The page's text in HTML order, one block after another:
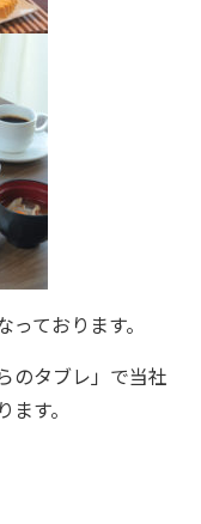
ております。
のタブレ」で当社
す。